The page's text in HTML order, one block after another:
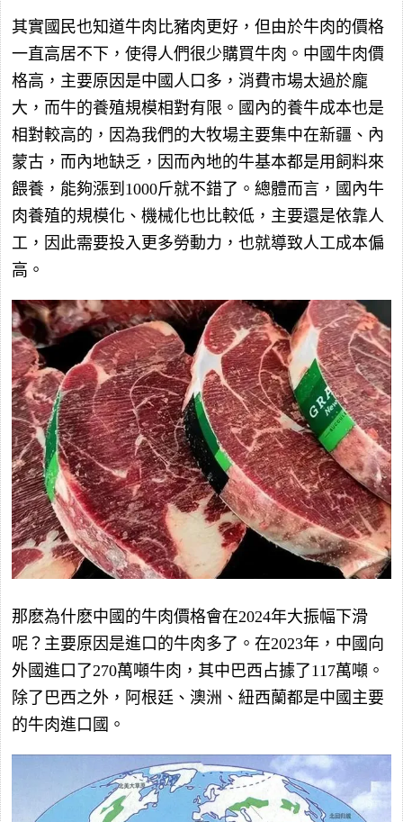
其實國民也知道牛肉比豬肉更好，但由於牛肉的價格
一直高居不下，使得人們很少購買牛肉。中國牛肉價
格高，主要原因是中國人口多，消費市場太過於龐
大，而牛的養殖規模相對有限。國內的養牛成本也是
相對較高的，因為我們的大牧場主要集中在新疆、內
蒙古，而內地缺乏，因而內地的牛基本都是用飼料來
餵養，能夠漲到1000斤就不錯了。總體而言，國內牛
肉養殖的規模化、機械化也比較低，主要還是依靠人
工，因此需要投入更多勞動力，也就導致人工成本偏
高。
那麽為什麽中國的牛肉價格會在2024年大振幅下滑
呢？主要原因是進口的牛肉多了。在2023年，中國向
外國進口了270萬噸牛肉，其中巴西占據了117萬噸。
除了巴西之外，阿根廷、澳洲、紐西蘭都是中國主要
的牛肉進口國。